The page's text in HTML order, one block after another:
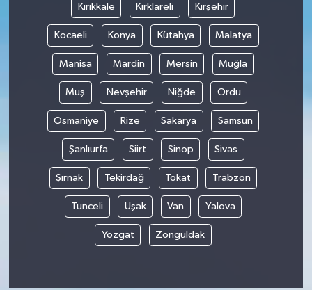
Kırıkkale Kırklareli Kırşehir
Kocaeli Konya Kütahya Malatya
Manisa Mardin Mersin Muğla
Muş Nevşehir Niğde Ordu
Osmaniye Rize Sakarya Samsun
Şanlıurfa Siirt Sinop Sivas
Şırnak Tekirdağ Tokat Trabzon
Tunceli Uşak Van Yalova
Yozgat Zonguldak